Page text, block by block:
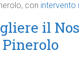
con intervento
il